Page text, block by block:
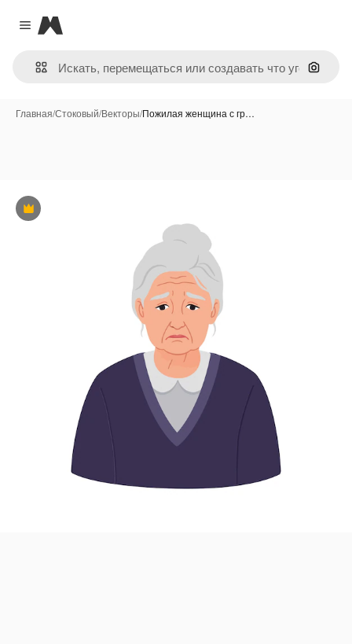
Close menu
Magnific
Поиск
Главная/Стоковый/Векторы/Пожилая женщина с гр…
Премиум